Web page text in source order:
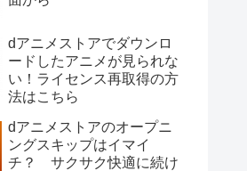
dアニメストアでダウンロ
ードしたアニメが見られな
い！ライセンス再取得の方
法はこちら
dアニメストアのオープニ
ングスキップはイマイ
チ？ サクサク快適に続け